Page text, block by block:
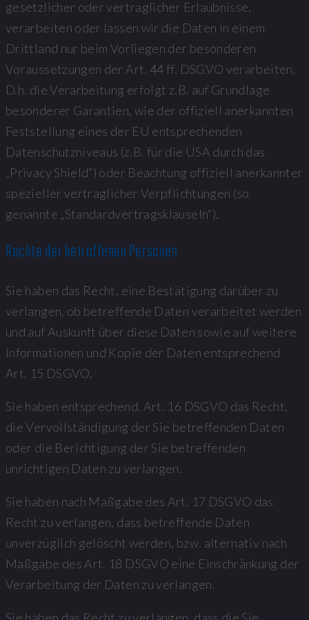
gesetzlicher oder vertraglicher Erlaubnisse,
verarbeiten oder lassen wir die Daten in einem
Drittland nur beim Vorliegen der besonderen
Voraussetzungen der Art. 44 ff. DSGVO verarbeiten.
D.h. die Verarbeitung erfolgt z.B. auf Grundlage
besonderer Garantien, wie der offiziell anerkannten
Feststellung eines der EU entsprechenden
Datenschutzniveaus (z.B. für die USA durch das
„Privacy Shield“) oder Beachtung offiziell anerkannter
spezieller vertraglicher Verpflichtungen (so
genannte „Standardvertragsklauseln“).
Rechte der betroffenen Personen
Sie haben das Recht, eine Bestätigung darüber zu
verlangen, ob betreffende Daten verarbeitet werden
und auf Auskunft über diese Daten sowie auf weitere
Informationen und Kopie der Daten entsprechend
Art. 15 DSGVO.
Sie haben entsprechend. Art. 16 DSGVO das Recht,
die Vervollständigung der Sie betreffenden Daten
oder die Berichtigung der Sie betreffenden
unrichtigen Daten zu verlangen.
Sie haben nach Maßgabe des Art. 17 DSGVO das
Recht zu verlangen, dass betreffende Daten
unverzüglich gelöscht werden, bzw. alternativ nach
Maßgabe des Art. 18 DSGVO eine Einschränkung der
Verarbeitung der Daten zu verlangen.